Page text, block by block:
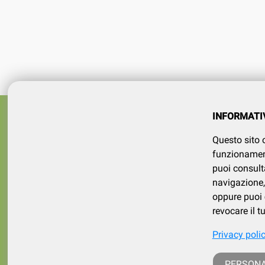
Contatti
p. iva /
Questo sito
puoi
oppure puoi
revocare il
Privacy